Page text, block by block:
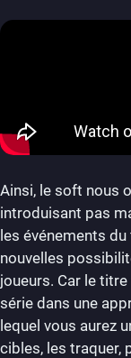
Ainsi, le soft nous
introduisant pas
les événements
nouvelles
joueurs. Car le
série dans une
lequel vous aurez
cibles, les traquer,